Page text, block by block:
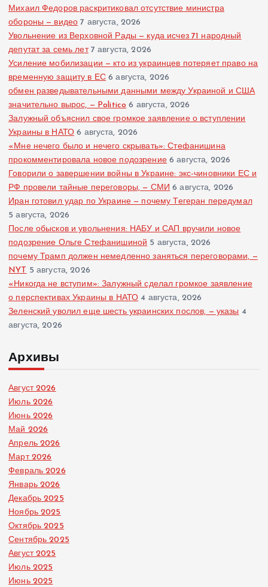
я
з
а
п
и
с
е
Михаил Федоров раскритиковал отсутствие министра
обороны — видео 7 августа, 2026
Увольнение из Верховной Рады — куда исчез 71 народный
депутат за семь лет 7 августа, 2026
Усиление мобилизации — кто из украинцев потеряет право на
временную защиту в ЕС 6 августа, 2026
обмен разведывательными данными между Украиной и США
значительно вырос, — Politico 6 августа, 2026
Залужный объяснил свое громкое заявление о вступлении
Украины в НАТО 6 августа, 2026
«Мне нечего было и нечего скрывать»: Стефанишина
прокомментировала новое подозрение 6 августа, 2026
Говорили о завершении войны в Украине: экс-чиновники ЕС и
РФ провели тайные переговоры, — СМИ 6 августа, 2026
Иран готовил удар по Украине — почему Тегеран передумал
5 августа, 2026
После обысков и увольнения: НАБУ и САП вручили новое
подозрение Ольге Стефанишиной 5 августа, 2026
почему Трамп должен немедленно заняться переговорами, —
NYT 5 августа, 2026
«Никогда не вступим»: Залужный сделал громкое заявление
о перспективах Украины в НАТО 4 августа, 2026
Зеленский уволил еще шесть украинских послов, — указы 4
августа, 2026
Архивы
Август 2026
Июль 2026
Июнь 2026
Май 2026
Апрель 2026
Март 2026
Февраль 2026
Январь 2026
Декабрь 2025
Ноябрь 2025
Октябрь 2025
Сентябрь 2025
Август 2025
Июль 2025
Июнь 2025